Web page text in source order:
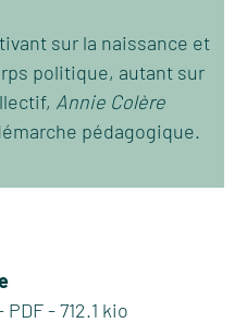
sur la naissance et
politique, autant sur
Annie Colère
pédagogique.
PDF-712.1 kio